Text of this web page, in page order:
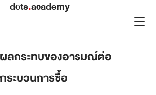
dots.academy
ผลกระทบของอารมณ์ต่อ
กระบวนการซื้อ